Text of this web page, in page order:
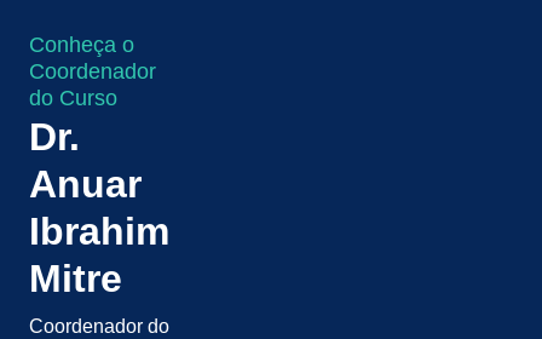
Conheça o
Coordenador
do Curso
Dr.
Anuar
Ibrahim
Mitre
Coordenador do